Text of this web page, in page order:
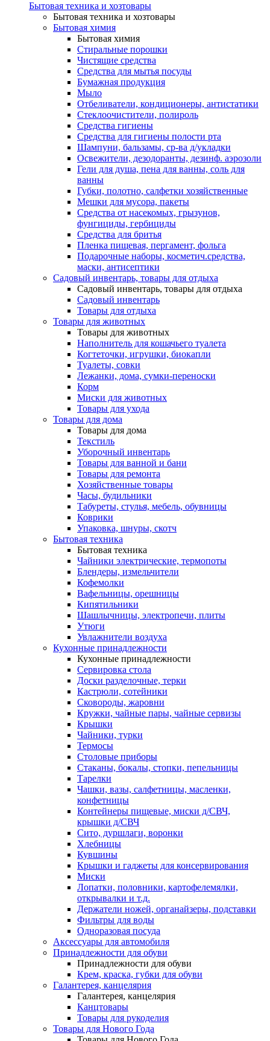
Бытовая техника и хозтовары
Бытовая техника и хозтовары
Бытовая химия
Бытовая химия
Стиральные порошки
Чистящие средства
Средства для мытья посуды
Бумажная продукция
Мыло
Отбеливатели, кондиционеры, антистатики
Стеклоочистители, полироль
Средства гигиены
Средства для гигиены полости рта
Шампуни, бальзамы, ср-ва д/укладки
Освежители, дезодоранты, дезинф. аэрозоли
Гели для душа, пена для ванны, соль для
ванны
Губки, полотно, салфетки хозяйственные
Мешки для мусора, пакеты
Средства от насекомых, грызунов,
фунгициды, гербициды
Средства для бритья
Пленка пищевая, пергамент, фольга
Подарочные наборы, косметич.средства,
маски, антисептики
Садовый инвентарь, товары для отдыха
Садовый инвентарь, товары для отдыха
Садовый инвентарь
Товары для отдыха
Товары для животных
Товары для животных
Наполнитель для кошачьего туалета
Когтеточки, игрушки, биокапли
Туалеты, совки
Лежанки, дома, сумки-переноски
Корм
Миски для животных
Товары для ухода
Товары для дома
Товары для дома
Текстиль
Уборочный инвентарь
Товары для ванной и бани
Товары для ремонта
Хозяйственные товары
Часы, будильники
Табуреты, стулья, мебель, обувницы
Коврики
Упаковка, шнуры, скотч
Бытовая техника
Бытовая техника
Чайники электрические, термопоты
Блендеры, измельчители
Кофемолки
Вафельницы, орешницы
Кипятильники
Шашлычницы, электропечи, плиты
Утюги
Увлажнители воздуха
Кухонные принадлежности
Кухонные принадлежности
Сервировка стола
Доски разделочные, терки
Кастрюли, сотейники
Сковороды, жаровни
Кружки, чайные пары, чайные сервизы
Крышки
Чайники, турки
Термосы
Столовые приборы
Стаканы, бокалы, стопки, пепельницы
Тарелки
Чашки, вазы, салфетницы, масленки,
конфетницы
Контейнеры пищевые, миски д/СВЧ,
крышки д/СВЧ
Сито, дуршлаги, воронки
Хлебницы
Кувшины
Крышки и гаджеты для консервирования
Миски
Лопатки, половники, картофелемялки,
открывалки и т.д.
Держатели ножей, органайзеры, подставки
Фильтры для воды
Одноразовая посуда
Аксессуары для автомобиля
Принадлежности для обуви
Принадлежности для обуви
Крем, краска, губки для обуви
Галантерея, канцелярия
Галантерея, канцелярия
Канцтовары
Товары для рукоделия
Товары для Нового Года